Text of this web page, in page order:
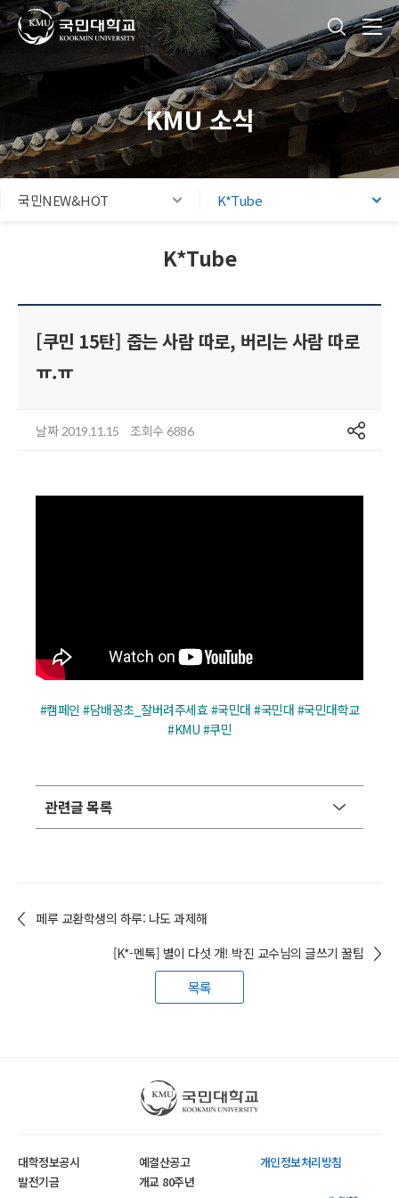
주메뉴 바로가기
본문내용 바로가기
푸터 바로가기
국민대학교
KMU 소식
국민NEW&HOT K*Tube
K*Tube
[쿠민 15탄] 줍는 사람 따로, 버리는 사람 따로
ㅠ.ㅠ
날짜 2019.11.15 조회수 6886 공유
#캠페인 #담배꽁초_잘버려주세효 #국민대 #국민대 #국민대학교
#KMU #쿠민
관련글 목록
페루 교환학생의 하루: 나도 과제해
[K*-멘톡] 별이 다섯 개! 박진 교수님의 글쓰기 꿀팁
목록
국민대학교
대학정보공시 예결산공고
개인정보처리방침
발전기금
개교 80주년